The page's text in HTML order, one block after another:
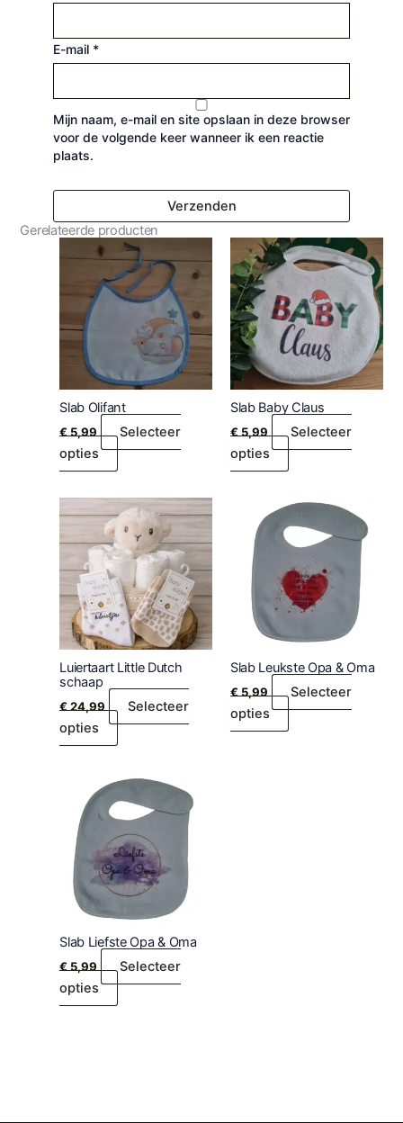
E-mail *
Mijn naam, e-mail en site opslaan in deze browser
voor de volgende keer wanneer ik een reactie
plaats.
Gerelateerde producten
Slab Olifant
€5,99
Selecteer
opties
Slab Baby Claus
€5,99
Selecteer
opties
Luiertaart Little Dutch
schaap
€24,99
Selecteer
opties
Slab Leukste Opa & Oma
€5,99
Selecteer
opties
Slab Liefste Opa & Oma
€5,99
Selecteer
opties